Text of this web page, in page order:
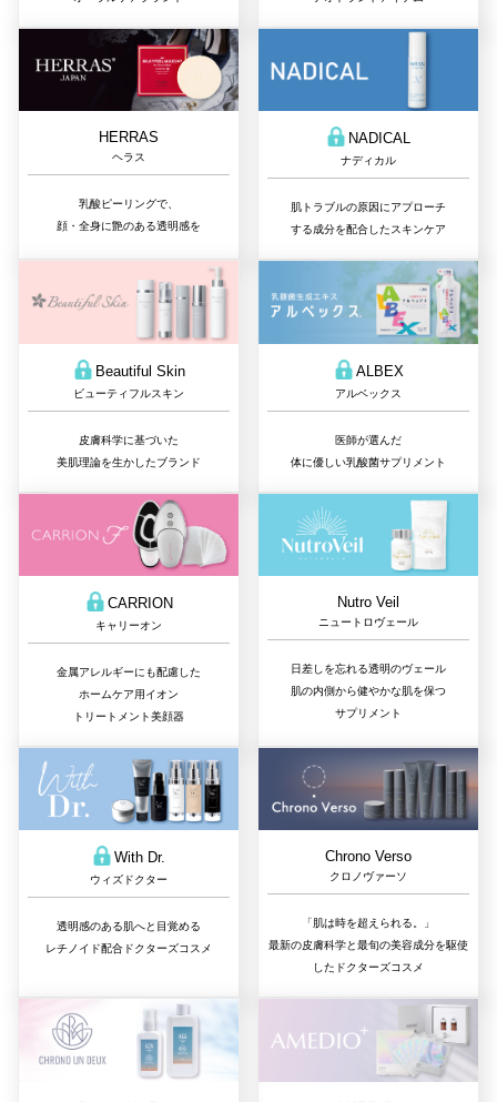
HERRAS
ヘラス
乳酸ピーリングで、
顔・全身に艶のある透明感を
NADICAL
ナディカル
肌トラブルの原因にアプローチ
する成分を配合したスキンケア
Beautiful Skin
ビューティフルスキン
皮膚科学に基づいた
美肌理論を生かしたブランド
ALBEX
アルベックス
医師が選んだ
体に優しい乳酸菌サプリメント
CARRION
キャリーオン
金属アレルギーにも配慮した
ホームケア用イオン
トリートメント美顔器
Nutro Veil
ニュートロヴェール
日差しを忘れる透明のヴェール
肌の内側から健やかな肌を保つ
サプリメント
With Dr.
ウィズドクター
透明感のある肌へと目覚める
レチノイド配合ドクターズコスメ
Chrono Verso
クロノヴァーソ
「肌は時を超えられる。」
最新の皮膚科学と最旬の美容成分を駆使
したドクターズコスメ